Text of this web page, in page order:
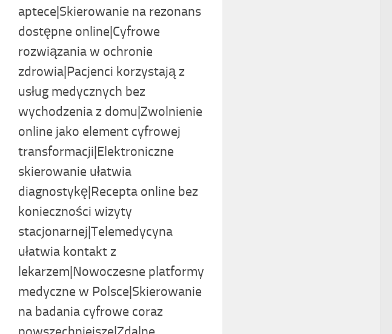
aptece|Skierowanie na rezonans
dostępne online|Cyfrowe
rozwiązania w ochronie
zdrowia|Pacjenci korzystają z
usług medycznych bez
wychodzenia z domu|Zwolnienie
online jako element cyfrowej
transformacji|Elektroniczne
skierowanie ułatwia
diagnostykę|Recepta online bez
konieczności wizyty
stacjonarnej|Telemedycyna
ułatwia kontakt z
lekarzem|Nowoczesne platformy
medyczne w Polsce|Skierowanie
na badania cyfrowe coraz